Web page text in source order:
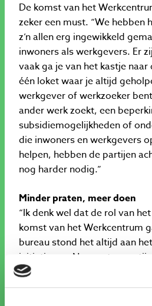
De komst van het
zeker een must. “We hebben
z’n allen erg ingewikkeld
inwoners als werkgevers. Er
vaak ga je van het kastje
één loket waar je altijd
werkgever of werkzoeker
ander werk zoekt, een
subsidiemogelijkheden of
die inwoners en werkgevers
helpen, hebben de partijen
nog harder nodig.”
Minder praten, meer doen
“Ik denk wel dat de rol van
komst van het Werkcentrum
bureau stond het altijd aan
initiatieven. Nu moeten
Ik zie het bureau steeds
die de structuur opzet,